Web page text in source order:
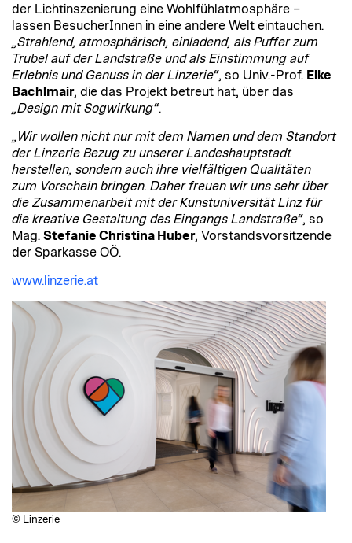
der Lichtinszenierung eine Wohlfühlatmosphäre –
lassen BesucherInnen in eine andere Welt eintauchen.
„Strahlend, atmosphärisch, einladend, als Puffer zum
Trubel auf der Landstraße und als Einstimmung auf
Erlebnis und Genuss in der Linzerie“, so Univ.-Prof. Elke
Bachlmair, die das Projekt betreut hat, über das
„Design mit Sogwirkung“.
„Wir wollen nicht nur mit dem Namen und dem Standort
der Linzerie Bezug zu unserer Landeshauptstadt
herstellen, sondern auch ihre vielfältigen Qualitäten
zum Vorschein bringen. Daher freuen wir uns sehr über
die Zusammenarbeit mit der Kunstuniversität Linz für
die kreative Gestaltung des Eingangs Landstraße“, so
Mag. Stefanie Christina Huber, Vorstandsvorsitzende
der Sparkasse OÖ.
www.linzerie.at
© Linzerie